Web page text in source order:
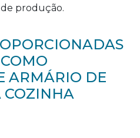
produção.
ARMÁRIO DE
COZINHA